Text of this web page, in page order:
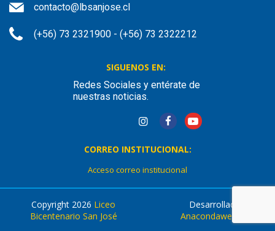
contacto@lbsanjose.cl
(+56) 73 2321900 - (+56) 73 2322212
SIGUENOS EN:
Redes Sociales y entérate de
nuestras noticias.
CORREO INSTITUCIONAL:
Acceso correo institucional
Copyright 2026 Liceo
Bicentenario San José
Desarrollado por
Anacondaweb.com